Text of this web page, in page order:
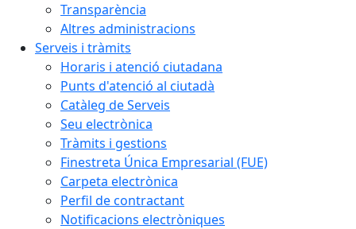
Transparència
Altres administracions
Serveis i tràmits
Horaris i atenció ciutadana
Punts d'atenció al ciutadà
Catàleg de Serveis
Seu electrònica
Tràmits i gestions
Finestreta Única Empresarial (FUE)
Carpeta electrònica
Perfil de contractant
Notificacions electròniques